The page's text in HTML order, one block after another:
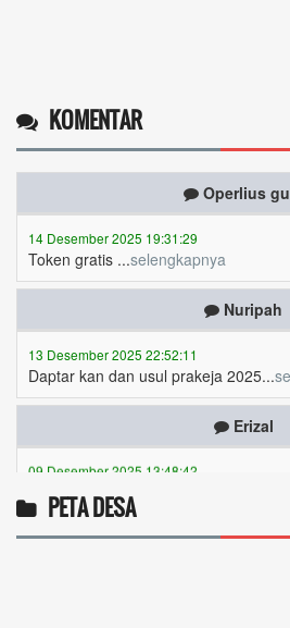
KOMENTAR
Operlius
14 Desember 2025 19:31:29
Token gratis ...selengkapnya
Nuripah
Daptar kan dan usul prakeja 2025...
Erizal
Token listrik...selengkapnya
PETA DESA